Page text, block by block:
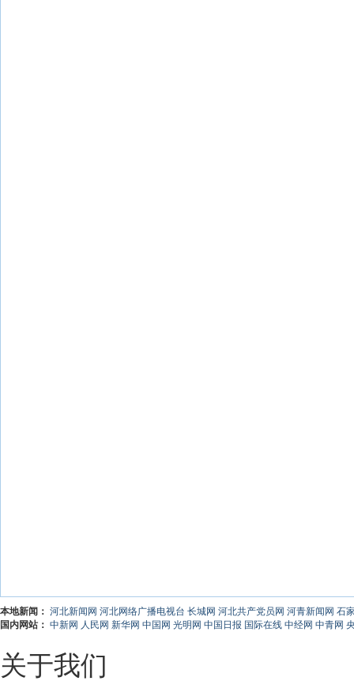
本地新闻： 河北新闻网 河北网络广播电视台 长城网 河北共产党员网 河青新闻网 石
国内网站： 中新网 人民网 新华网 中国网 光明网 中国日报 国际在线 中经网 中青网
关于我们